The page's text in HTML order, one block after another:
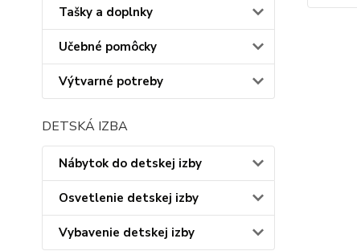
Tašky a doplnky
Učebné pomôcky
Výtvarné potreby
DETSKÁ IZBA
Nábytok do detskej izby
Osvetlenie detskej izby
Vybavenie detskej izby